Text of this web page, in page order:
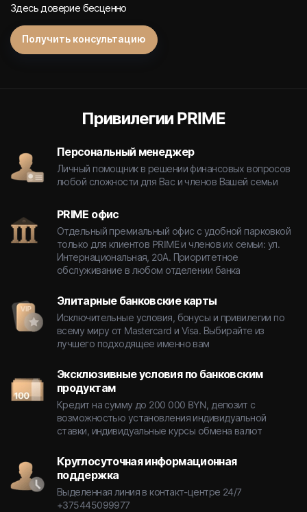
Здесь доверие бесценно
Получить консультацию
Привилегии PRIME
Персональный менеджер
Личный помощник в решении финансовых вопросов
любой сложности для Вас и членов Вашей семьи
PRIME офис
Отдельный премиальный офис с удобной парковкой
только для клиентов PRIME и членов их семьи: ул.
Интернациональная, 20А. Приоритетное
обслуживание в любом отделении банка
Элитарные банковские карты
Исключительные условия, бонусы и привилегии по
всему миру от Mastercard и Visa. Выбирайте из
лучшего подходящее именно вам
Эксклюзивные условия по банковским
продуктам
Кредит на сумму до 200 000 BYN, депозит с
возможностью установления индивидуальной
ставки, индивидуальные курсы обмена валют
Круглосуточная информационная
поддержка
Выделенная линия в контакт-центре 24/7
+375445099977